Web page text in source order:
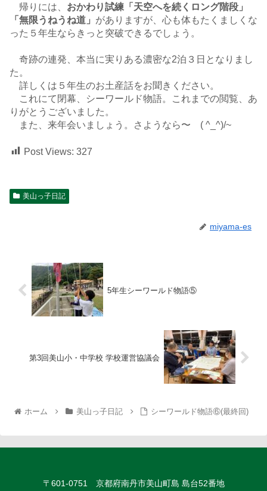
帰りには、 おかわり試練「天空へを続くロング階段」
「無限うねうね道」 がありますが、心も体もたくましくな
った５年生ならきっと突破できるでしょう。
奇跡の連発、本当に実りある濃密な2泊３日となりまし
た。
詳しくは５年生のお土産話をお聞きください。
これにて閉幕、シーワールド物語。これまでの閲覧、あ
りがとうございました。
また、来年会いましょう。さようなら〜 ( ^_^)/~
Post Views: 327
美山っ子日記
miyama-es
5年生シーワールド物語⑤
第3回美山小・中学校 学校運営協議会
ホーム 美山っ子日記 シーワールド物語⑥(最終回)
〒601-0751 京都府南丹市美山町島 島台52番地